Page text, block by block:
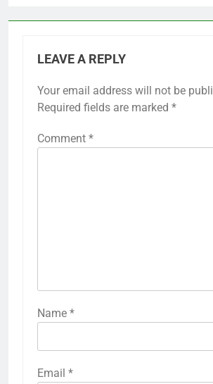
LEAVE A REPLY
Your email address will not be
Required fields are marked *
Comment *
Name *
Email *